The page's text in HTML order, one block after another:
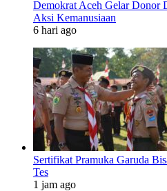
Demokrat Aceh Gelar Donor
Aksi Kemanusiaan
6 hari ago
Sertifikat Pramuka Garuda
Tes
1 jam ago